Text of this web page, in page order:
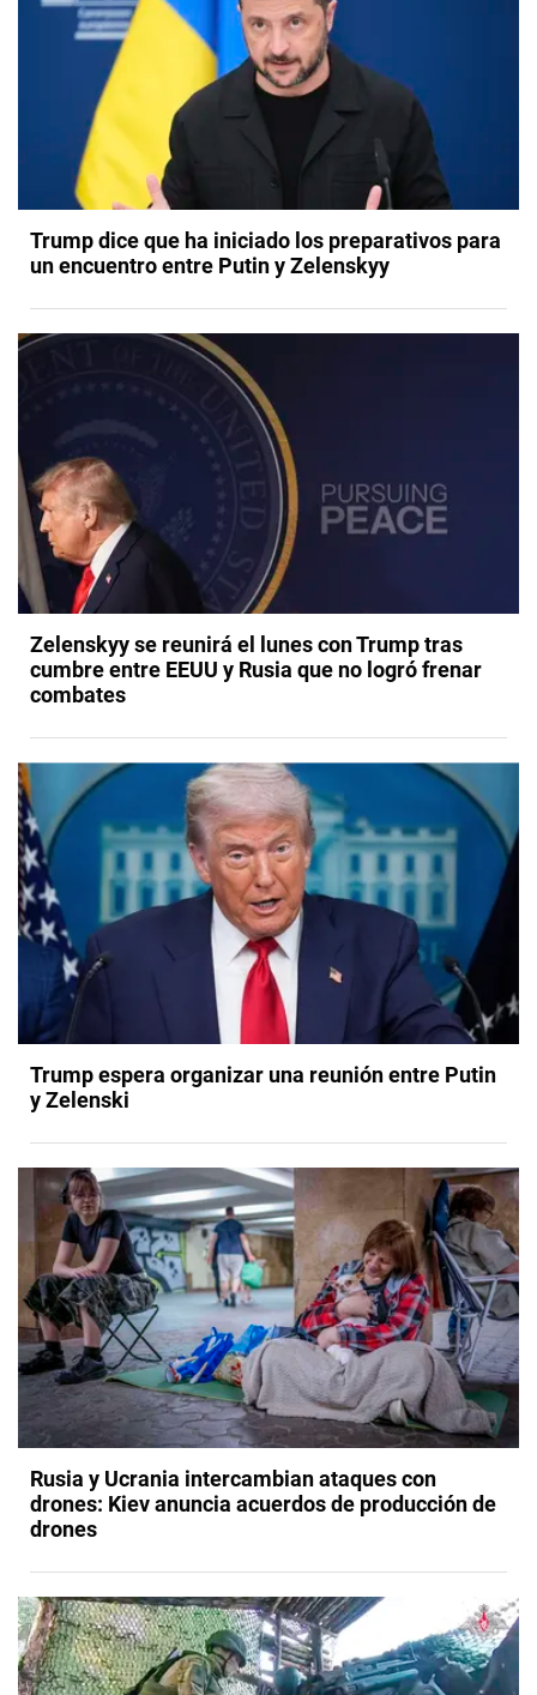
Trump dice que ha iniciado los preparativos para
un encuentro entre Putin y Zelenskyy
Zelenskyy se reunirá el lunes con Trump tras
cumbre entre EEUU y Rusia que no logró frenar
combates
Trump espera organizar una reunión entre Putin
y Zelenski
Rusia y Ucrania intercambian ataques con
drones: Kiev anuncia acuerdos de producción de
drones